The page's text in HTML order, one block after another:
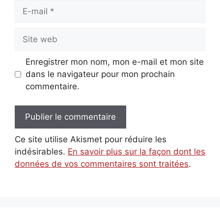
Site
web
Enregistrer mon nom, mon e-mail et mon site
dans le navigateur pour mon prochain
commentaire.
Ce site utilise Akismet pour réduire les
indésirables. En savoir plus sur la façon dont les
données de vos commentaires sont traitées.